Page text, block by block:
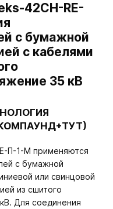
42CH-RE-
с бумажной
с кабелями
35 кВ
П-1-M применяются
с бумажной
или свинцовой
из сшитого
Для соединения